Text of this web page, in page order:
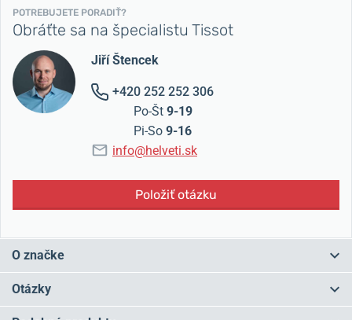
POTREBUJETE PORADIŤ?
Obráťte sa na špecialistu Tissot
Jiří Štencek
+420 252 252 306
Po-Št 9-19
Pi-So 9-16
info@helveti.sk
Položiť otázku
O značke
najväčšieho
Charles-Félicien Tissot v mestečku
Otázky